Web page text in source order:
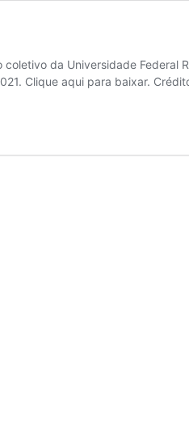
da Universidade
Clique aqui para baixar.